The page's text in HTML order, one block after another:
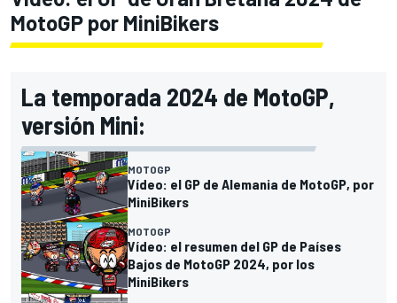
MotoGP por MiniBikers
La temporada 2024 de MotoGP,
versión Mini:
MOTOGP
Vídeo: el GP de Alemania de MotoGP, por
MiniBikers
MOTOGP
Vídeo: el resumen del GP de Países
Bajos de MotoGP 2024, por los
MiniBikers